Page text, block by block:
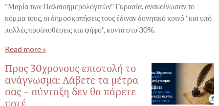
"Μαρία των Παλαιοημερολογιτών" Γκρασία, ανακοίνωσαν το
κόμμα τους, οι δημοσκοπήσεις τους έδιναν δυνητικό κοινό "και υπό
πολλές προϋποθέσεις και ψήφο", κοντά στο 30%.
Read more »
Προς 30χρονους επιστολή το
ανάγνωσμα: Λάβετε τα μέτρα
σας - σύνταξη δεν θα πάρετε